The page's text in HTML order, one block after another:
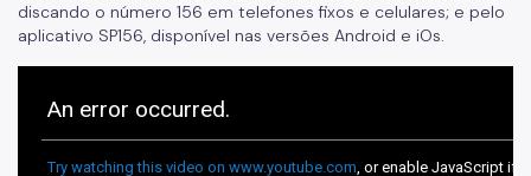
discando o número 156 em telefones fixos e celulares; e pelo
aplicativo SP156, disponível nas versões Android e iOs.